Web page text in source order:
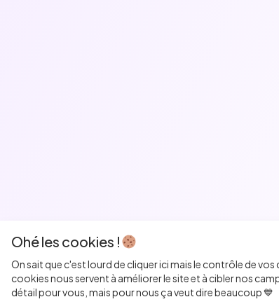
Ohé les cookies !
On sait que c'est lourd de cliquer ici mais le contrôle de
cookies nous servent à améliorer le site et à cibler nos
détail pour vous, mais pour nous ça veut dire beaucoup 💙